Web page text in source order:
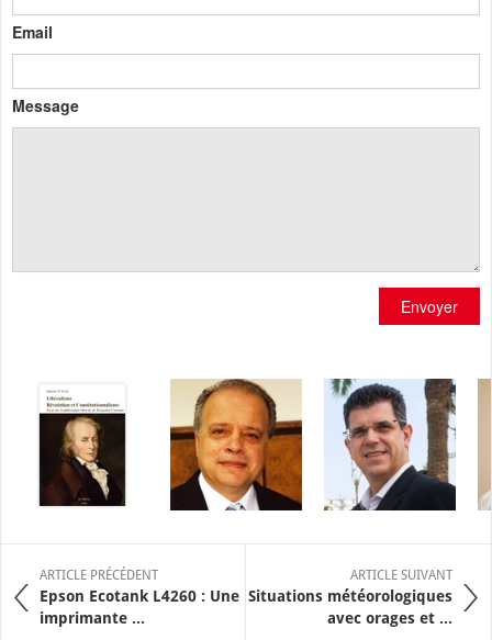
Email
Message
Envoyer
ARTICLE PRÉCÉDENT
Epson Ecotank L4260 : Une
imprimante ...
ARTICLE SUIVANT
Situations météorologiques
avec orages et ...